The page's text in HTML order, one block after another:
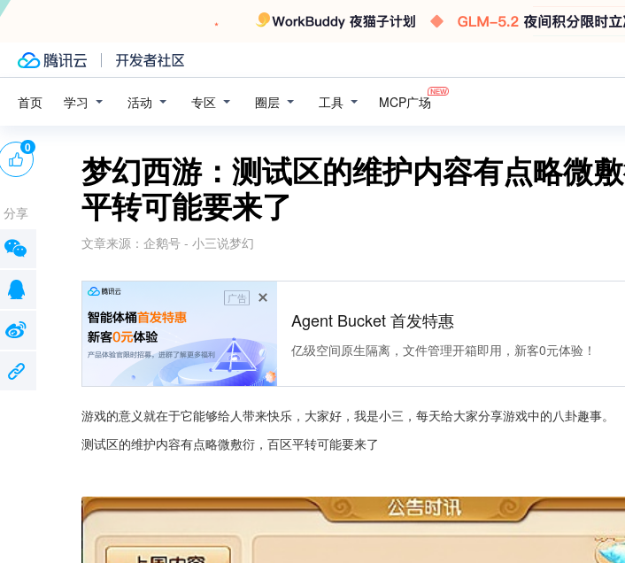
首页 学习 活动 专区 圈层 工具 MCP广场
梦幻西游：测试区的维护内容有点略微
平转可能要来了
文章来源： 企鹅号 - 小三说梦幻
广告
Agent Bucket 首发特惠
亿级空间原生隔离，文件管理开箱即用，新客0元体验！
游戏的意义就在于它能够给人带来快乐，大家好，我是小三，每天给大家分享游戏中的八卦趣事。
测试区的维护内容有点略微敷衍，百区平转可能要来了
0
分享